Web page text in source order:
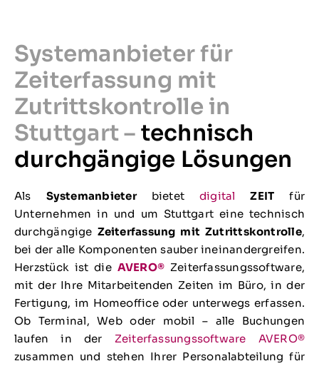
Systemanbieter für
Zeiterfassung mit
Zutrittskontrolle in
Stuttgart – technisch
durchgängige Lösungen
Als Systemanbieterbietet digital ZEIT für
Unternehmen in und um Stuttgart eine technisch
durchgängige Zeiterfassung mit Zutrittskontrolle,
bei der alle Komponenten sauber ineinandergreifen.
Herzstück ist dieAVERO® Zeiterfassungssoftware,
mit der Ihre Mitarbeitenden Zeiten im Büro, in der
Fertigung, im Homeoffice oder unterwegs erfassen.
Ob Terminal, Web oder mobil – alle Buchungen
laufen in der Zeiterfassungssoftware AVERO®
zusammen und stehen Ihrer Personalabteilung für